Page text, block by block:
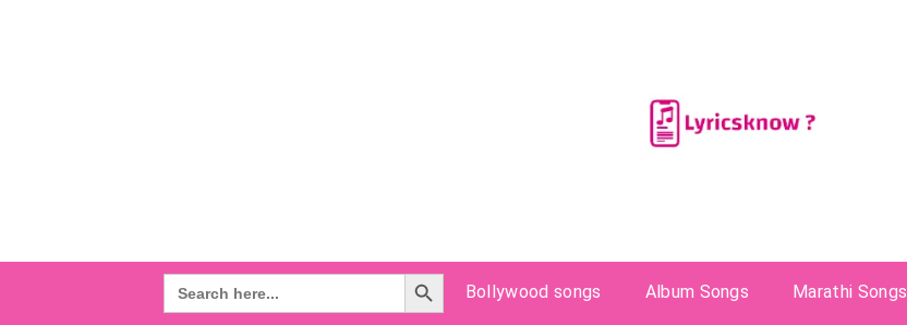
Search
for:
Search Button
Bollywood songs
Album Songs Marathi Songs